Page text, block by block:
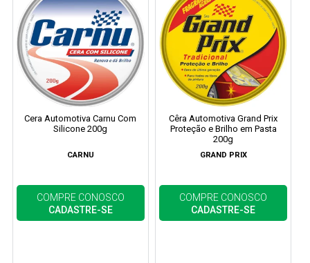
Cera Automotiva Carnu Com
Silicone 200g
CARNU
COMPRE CONOSCO
CADASTRE-SE
Cêra Automotiva Grand Prix
Proteção e Brilho em Pasta
200g
GRAND PRIX
COMPRE CONOSCO
CADASTRE-SE